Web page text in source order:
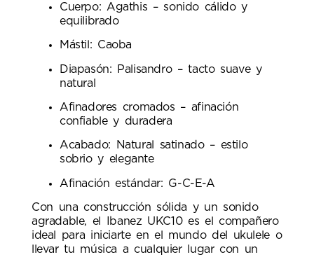
Cuerpo: Agathis – sonido cálido y
equilibrado
Mástil: Caoba
Diapasón: Palisandro – tacto suave y
natural
Afinadores cromados – afinación
confiable y duradera
Acabado: Natural satinado – estilo
sobrio y elegante
Afinación estándar: G-C-E-A
Con una construcción sólida y un sonido
agradable, el Ibanez UKC10 es el compañero
ideal para iniciarte en el mundo del ukulele o
llevar tu música a cualquier lugar con un